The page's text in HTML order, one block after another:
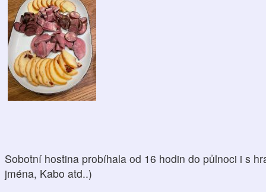
Sobotní hostina probíhala od 16 hodin do půlnoci i s
jména, Kabo atd..)